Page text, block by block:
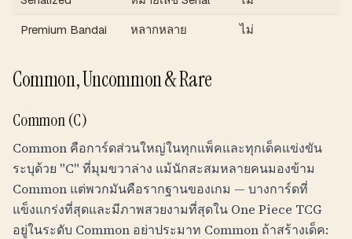
Premium Bandai
หลากหลาย ไม่
Common, Uncommon & Rare
Common (C)
Common คือการ์ดส่วนใหญ่ในทุกแพ็คและทุกเด็คแข่งขัน
ระบุด้วย "C" ที่มุมขวาล่าง แม้นักสะสมหลายคนมองข้าม
Common แต่พวกมันคือรากฐานของเกม — บางการ์ดที่
แข็งแกร่งที่สุดและมีภาพสวยงามที่สุดใน One Piece TCG
อยู่ในระดับ Common อย่าประมาท Common ถ้าสร้างเด็ค: